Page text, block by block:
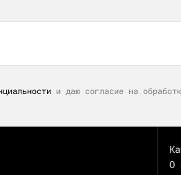
и даю согласие на
О